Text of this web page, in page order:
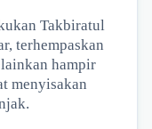
Takbiratul
terhempaskan
hampir
menyisakan